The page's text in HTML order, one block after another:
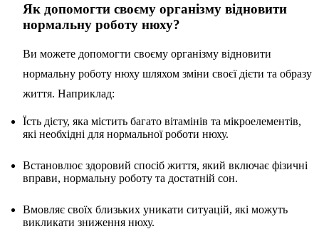
Як допомогти своєму організму відновити
нормальну роботу нюху?
Ви можете допомогти своєму організму відновити
нормальну роботу нюху шляхом зміни своєї дієти та образу
життя. Наприклад:
Їсть дієту, яка містить багато вітамінів та мікроелементів,
які необхідні для нормальної роботи нюху.
Встановлює здоровий спосіб життя, який включає фізичні
вправи, нормальну роботу та достатній сон.
Вмовляє своїх близьких уникати ситуацій, які можуть
викликати зниження нюху.